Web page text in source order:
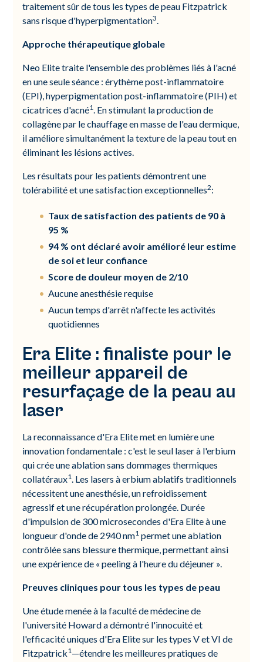
traitement sûr de tous les types de peau Fitzpatrick
sans risque d'hyperpigmentation3.
Approche thérapeutique globale
Neo Elite traite l'ensemble des problèmes liés à l'acné
en une seule séance : érythème post-inflammatoire
(EPI), hyperpigmentation post-inflammatoire (PIH) et
cicatrices d'acné1. En stimulant la production de
collagène par le chauffage en masse de l'eau dermique,
il améliore simultanément la texture de la peau tout en
éliminant les lésions actives.
Les résultats pour les patients démontrent une
tolérabilité et une satisfaction exceptionnelles2:
Taux de satisfaction des patients de 90 à
95 %
94 % ont déclaré avoir amélioré leur estime
de soi et leur confiance
Score de douleur moyen de 2/10
Aucune anesthésie requise
Aucun temps d'arrêt n'affecte les activités
quotidiennes
Era Elite : finaliste pour le
meilleur appareil de
resurfaçage de la peau au
laser
La reconnaissance d'Era Elite met en lumière une
innovation fondamentale : c'est le seul laser à l'erbium
qui crée une ablation sans dommages thermiques
collatéraux1. Les lasers à erbium ablatifs traditionnels
nécessitent une anesthésie, un refroidissement
agressif et une récupération prolongée. Durée
d'impulsion de 300 microsecondes d'Era Elite à une
longueur d'onde de 2940 nm1 permet une ablation
contrôlée sans blessure thermique, permettant ainsi
une expérience de « peeling à l'heure du déjeuner ».
Preuves cliniques pour tous les types de peau
Une étude menée à la faculté de médecine de
l'université Howard a démontré l'innocuité et
l'efficacité uniques d'Era Elite sur les types V et VI de
Fitzpatrick1—étendre les meilleures pratiques de